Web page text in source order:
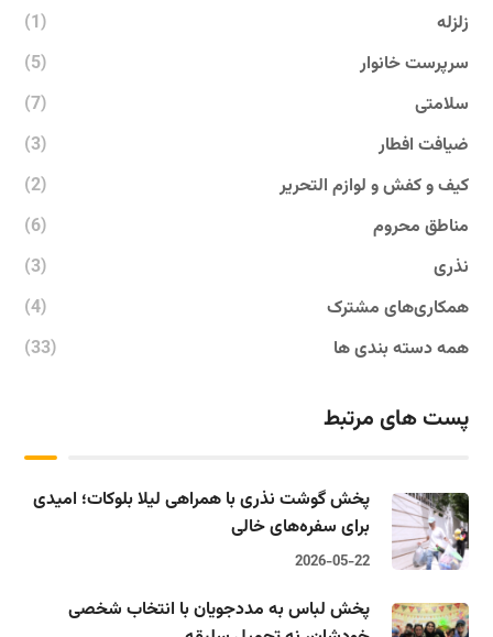
زلزله
(1)
سرپرست خانوار
(5)
سلامتی
(7)
ضیافت افطار
(3)
کیف و کفش و لوازم التحریر
(2)
مناطق محروم
(6)
نذری
(3)
همکاری‌های مشترک
(4)
همه دسته بندی ها
(33)
پست های مرتبط
پخش گوشت نذری با همراهی لیلا بلوکات؛ امیدی
برای سفره‌های خالی
2026-05-22
پخش لباس به مددجویان با انتخاب شخصی